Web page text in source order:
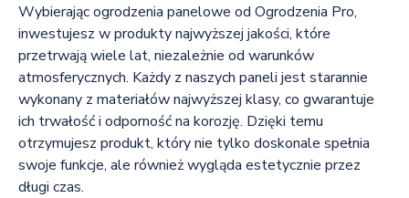
Wybierając ogrodzenia panelowe od Ogrodzenia Pro,
inwestujesz w produkty najwyższej jakości, które
przetrwają wiele lat, niezależnie od warunków
atmosferycznych. Każdy z naszych paneli jest starannie
wykonany z materiałów najwyższej klasy, co gwarantuje
ich trwałość i odporność na korozję. Dzięki temu
otrzymujesz produkt, który nie tylko doskonale spełnia
swoje funkcje, ale również wygląda estetycznie przez
długi czas.